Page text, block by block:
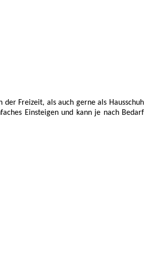
Freizeit, als auch gerne als Hausschuh
Einsteigen und kann je nach Bedarf